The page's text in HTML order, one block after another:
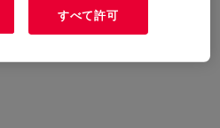
すべて許可